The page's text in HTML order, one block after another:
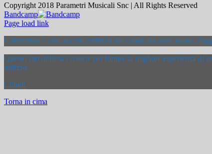
Copyright 2018 Parametri Musicali Snc | All Rights Reserved
Bandcamp
Page load link
Utilizzando il sito, accetti l'utilizzo dei cookie da parte nostra.
Questo sito utilizza i cookie per fornire la migliore esperienza di
utilizzo.
Chiudi
Torna in cima